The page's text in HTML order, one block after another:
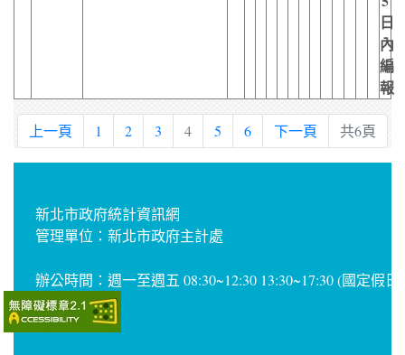
日
內
編
報
上一頁 1 2 3 4 5 6 下一頁 共6頁
新北市政府統計資訊網
管理單位：新北市政府主計處
辦公時間：週一至週五 08:30~12:30 13:30~17:30 (國定假日